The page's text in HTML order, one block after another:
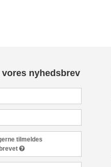
nyhedsbrev
tilmeldes